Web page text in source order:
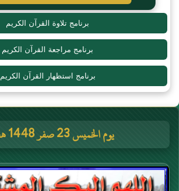
برنامج تلاوة القرآن الكريم
برنامج مراجعة القرآن الكريم
برنامج استظهار القرآن الكريم
يوم الخميس 23 صفر 1448 هجرية